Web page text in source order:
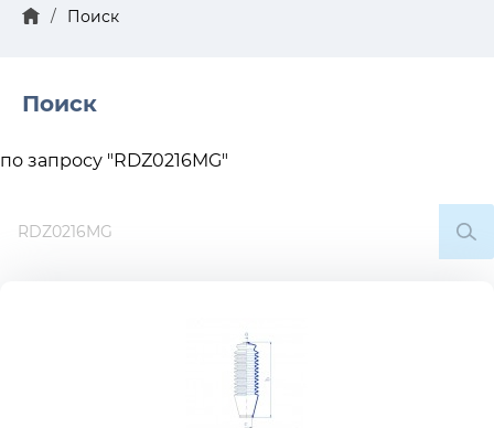
/ Поиск
Поиск
по запросу "RDZ0216MG"